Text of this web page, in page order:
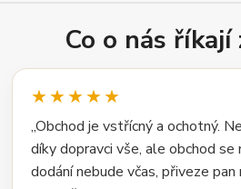
Co o nás říkají
★★★★★
„Obchod je vstřícný a ochotný.
díky dopravci vše, ale obchod se
dodání nebude včas, přiveze